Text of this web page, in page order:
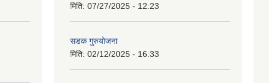
मिति: 07/27/2025 - 12:23
सडक गुरुयोजना
मिति: 02/12/2025 - 16:33